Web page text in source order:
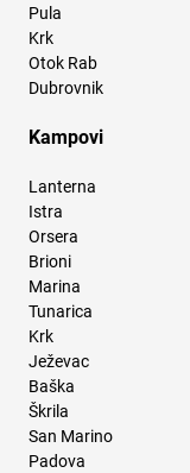
Pula
Krk
Otok Rab
Dubrovnik
Kampovi
Lanterna
Istra
Orsera
Brioni
Marina
Tunarica
Krk
Ježevac
Baška
Škrila
San Marino
Padova